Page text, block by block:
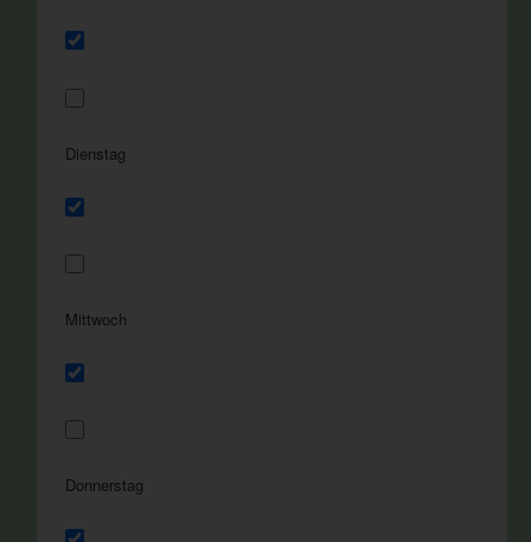
Dienstag
Mittwoch
Donnerstag